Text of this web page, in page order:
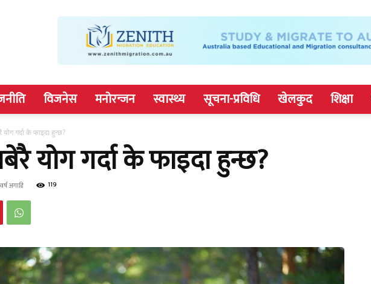
विजनेस मनोरन्जन स्वास्थ्य सूचना-प्रविधि खेलकुद शिक्षा
योग गर्दा के फाइदा हुन्छ?
योग गर्दा के फाइदा हुन्छ?
अगाडि 119